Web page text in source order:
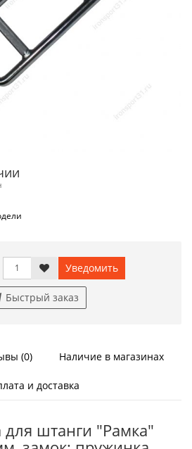
Уведомить
Быстрый заказ
(0) Наличие в магазинах
и доставка
для штанги "Рамка"